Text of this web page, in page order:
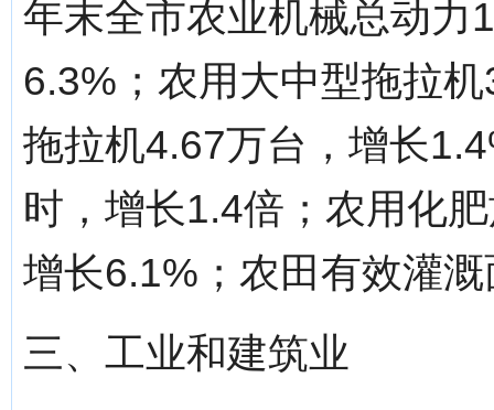
年末全市农业机械总动力
6.3%；农用大中型拖拉
拖拉机4.67万台，增长
时，增长1.4倍；农用化
增长6.1%；农田有效灌
三、工业和建筑业